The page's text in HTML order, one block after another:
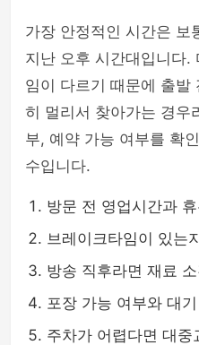
가장 안정적인 시간은 보
지난 오후 시간대입니다.
임이 다르기 때문에 출발
히 멀리서 찾아가는 경우
부, 예약 가능 여부를 확
수입니다.
방문 전 영업시간과
브레이크타임이 있는
방송 직후라면 재료
포장 가능 여부와 대
주차가 어렵다면 대중